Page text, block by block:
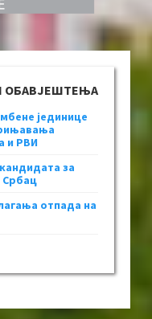
ОБАВЈЕШТЕЊА
јединице
и РВИ
за
Србац
отпада на